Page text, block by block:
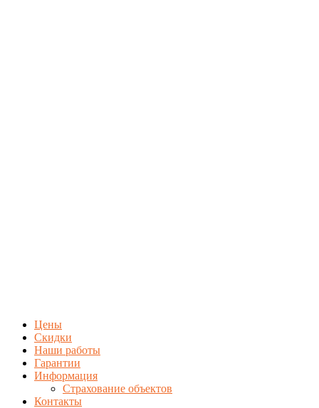
Цены
Скидки
Наши работы
Гарантии
Информация
Страхование объектов
Контакты